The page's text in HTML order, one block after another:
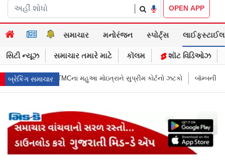
OPEN APP
સમાચાર મનોરંજન સ્પોર્ટ્સ લાઈફસ્ટાઈલ
સિટી ન્યૂઝ સમાચાર તમારે માટે કૉલમ શૉટ વિડિઓઝ
બ્રેકિંગ સમાચાર
સુપ્રીમ કોર્ટનો ઝટકો બૉમ્બની ધમકી બાદ મુંબઈમાં હાઈ ઍલર્ટ: શહેરની